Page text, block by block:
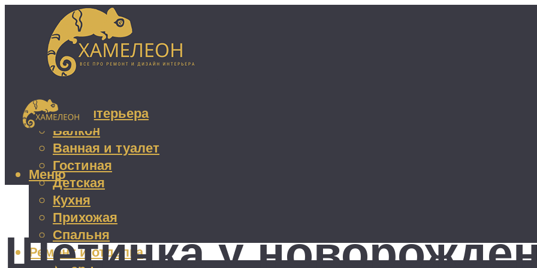
Дизайн интерьера
Балкон
Ванная и туалет
Гостиная
Детская
Кухня
Прихожая
Спальня
Ремонт и отделка
Меню
Щетинка у